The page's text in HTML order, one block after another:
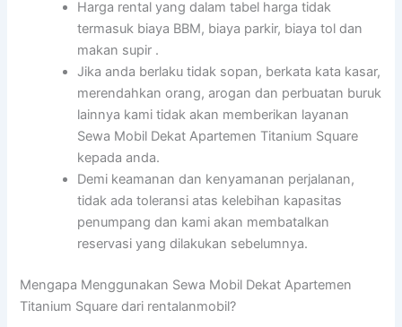
Harga rental yang dalam tabel harga tidak
termasuk biaya BBM, biaya parkir, biaya tol dan
makan supir .
Jika anda berlaku tidak sopan, berkata kata kasar,
merendahkan orang, arogan dan perbuatan buruk
lainnya kami tidak akan memberikan layanan
Sewa Mobil Dekat Apartemen Titanium Square
kepada anda.
Demi keamanan dan kenyamanan perjalanan,
tidak ada toleransi atas kelebihan kapasitas
penumpang dan kami akan membatalkan
reservasi yang dilakukan sebelumnya.
Mengapa Menggunakan Sewa Mobil Dekat Apartemen
Titanium Square dari rentalanmobil?